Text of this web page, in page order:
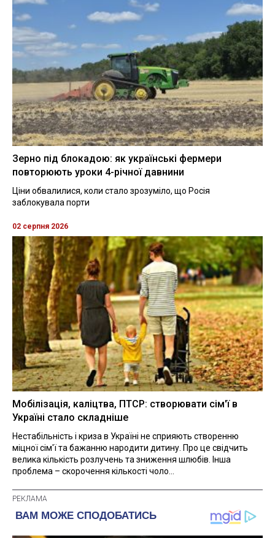
Зерно під блокадою: як українські фермери
повторюють уроки 4-річної давнини
Ціни обвалилися, коли стало зрозуміло, що Росія
заблокувала порти
02 серпня 2026
Мобілізація, каліцтва, ПТСР: створювати сім'ї в
Україні стало складніше
Нестабільність і криза в Україні не сприяють створенню
міцної сім'ї та бажанню народити дитину. Про це свідчить
велика кількість розлучень та зниження шлюбів. Інша
проблема – скорочення кількості чоло...